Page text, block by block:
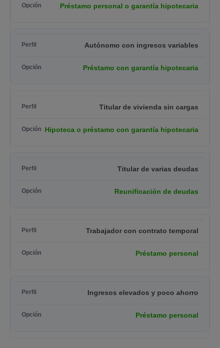
Préstamo personal o garantía hipotecaria
Autónomo con ingresos variables
Préstamo con garantía hipotecaria
Titular de vivienda sin cargas
Hipoteca o préstamo con garantía hipotecaria
Titular de varias deudas
Reunificación de deudas
Trabajador con contrato temporal
Préstamo personal
Ingresos elevados y poco ahorro
Préstamo personal